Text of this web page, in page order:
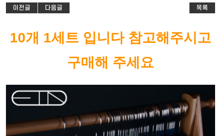
이전글 다음글 목록
10개 1세트 입니다 참고해주시고
구매해 주세요